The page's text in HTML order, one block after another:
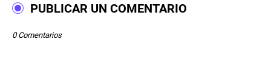
PUBLICAR UN COMENTARIO
0 Comentarios